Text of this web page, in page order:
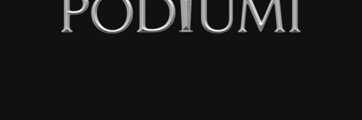
në Peshore kërkojmë një ekuilibrim sepse na
pret një dimër i gjatë përpara. E rëndësishme